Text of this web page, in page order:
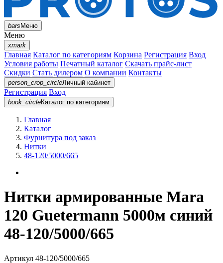
barsМеню
Меню
xmark
Главная Каталог по категориям Корзина Регистрация Вход
Условия работы Печатный каталог Скачать прайс-лист
Скидки Стать дилером О компании Контакты
person_crop_circleЛичный кабинет
Регистрация Вход
book_circleКаталог по категориям
Главная
Каталог
Фурнитура под заказ
Нитки
48-120/5000/665
Нитки армированные Mara
120 Guetermann 5000м синий
48-120/5000/665
Артикул 48-120/5000/665